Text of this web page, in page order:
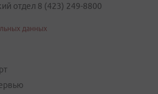
отдел 8 (423) 249-8800
данных